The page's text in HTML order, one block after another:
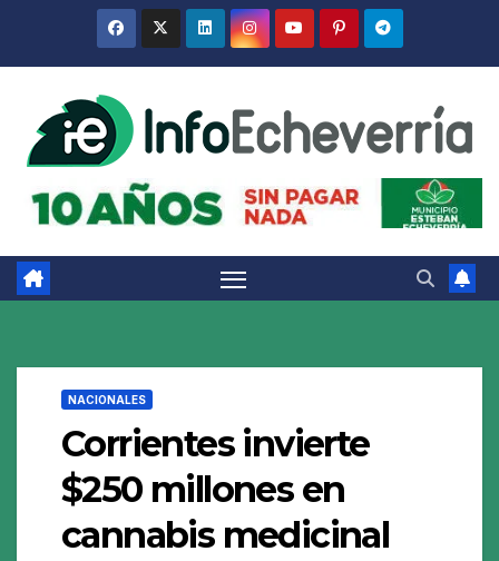
NACIONALES
Corrientes invierte
$250 millones en
cannabis medicinal